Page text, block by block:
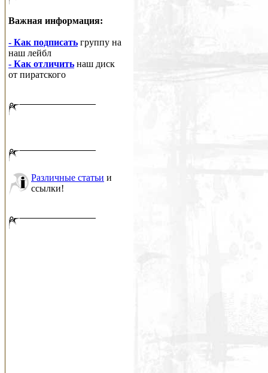
Важная информация:
- Как подписать группу на
наш лейбл
- Как отличить наш диск
от пиратского
Различные статьи и
ссылки!